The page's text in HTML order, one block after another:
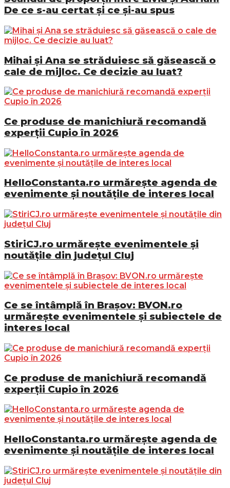
De ce s-au certat și ce și-au spus
Mihai și Ana se străduiesc să găsească o
cale de mijloc. Ce decizie au luat?
Ce produse de manichiură recomandă
experții Cupio în 2026
HelloConstanta.ro urmărește agenda de
evenimente și noutățile de interes local
StiriCJ.ro urmărește evenimentele și
noutățile din județul Cluj
Ce se întâmplă în Brașov: BVON.ro
urmărește evenimentele și subiectele de
interes local
Ce produse de manichiură recomandă
experții Cupio în 2026
HelloConstanta.ro urmărește agenda de
evenimente și noutățile de interes local